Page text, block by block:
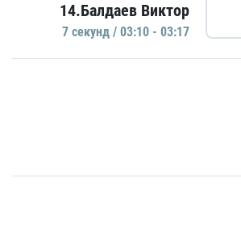
14.Балдаев Виктор
7 секунд / 03:10 - 03:17